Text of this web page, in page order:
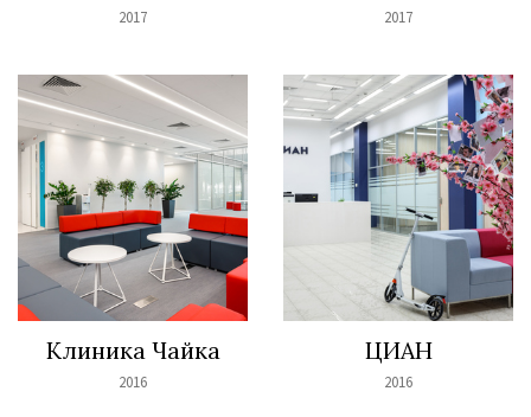
2017 2017
Клиника Чайка
2016
ЦИАН
2016